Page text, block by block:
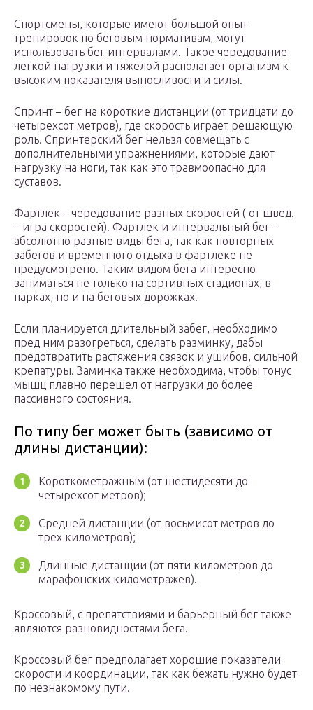
Спортсмены, которые имеют большой опыт
тренировок по беговым нормативам, могут
использовать бег интервалами. Такое чередование
легкой нагрузки и тяжелой располагает организм к
высоким показателя выносливости и силы.
Спринт – бег на короткие дистанции (от тридцати до
четырехсот метров), где скорость играет решающую
роль. Спринтерский бег нельзя совмещать с
дополнительными упражнениями, которые дают
нагрузку на ноги, так как это травмоопасно для
суставов.
Фартлек – чередование разных скоростей ( от швед.
– игра скоростей). Фартлек и интервальный бег –
абсолютно разные виды бега, так как повторных
забегов и временного отдыха в фартлеке не
предусмотрено. Таким видом бега интересно
заниматься не только на сортивных стадионах, в
парках, но и на беговых дорожках.
Если планируется длительный забег, необходимо
пред ним разогреться, сделать разминку, дабы
предотвратить растяжения связок и ушибов, сильной
крепатуры. Заминка также необходима, чтобы тонус
мышц плавно перешел от нагрузки до более
пассивного состояния.
По типу бег может быть (зависимо от
длины дистанции):
Короткометражным (от шестидесяти до
четырехсот метров);
Средней дистанции (от восьмисот метров до
трех километров);
Длинные дистанции (от пяти километров до
марафонских километражев).
Кроссовый, с препятствиями и барьерный бег также
являются разновидностями бега.
Кроссовый бег предполагает хорошие показатели
скорости и координации, так как бежать нужно будет
по незнакомому пути.